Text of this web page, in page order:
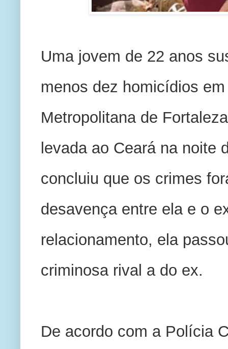
Uma jovem de 22 anos
menos dez homicídios
Metropolitana de
levada ao Ceará na noite
concluiu que os crimes
desavença entre ela e o
relacionamento, ela
criminosa rival a do ex.
De acordo com a Polícia